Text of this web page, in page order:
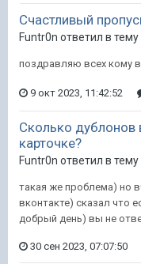
Счастливый
Funtr0n ответил в
поздравляю всех кому
9 окт 2023, 11:42:52
Сколько дублонов
карточке?
Funtr0n ответил в
такая же проблема) но
вконтакте) сказал что
добрый день) вы не
30 сен 2023, 07:07:50